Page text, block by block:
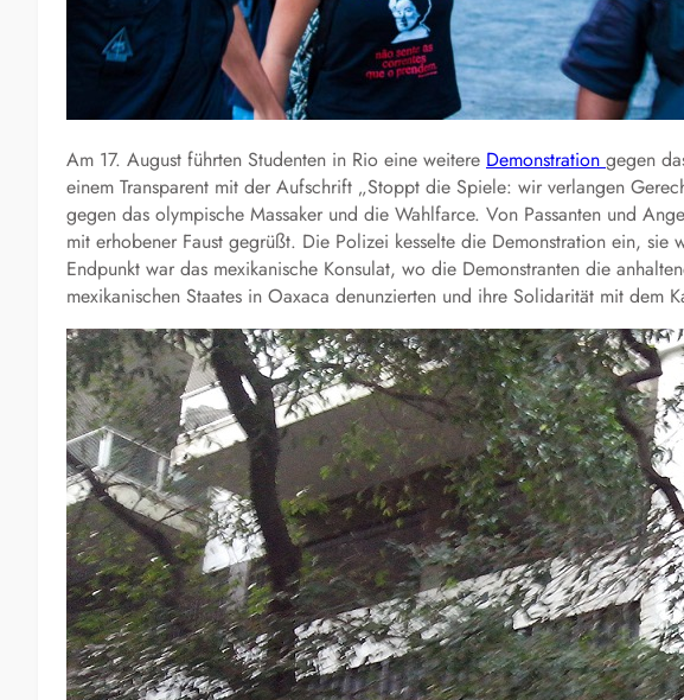
Am 17. August führten Studenten in Rio eine weitere Demonstration gegen
einem Transparent mit der Aufschrift „Stoppt die Spiele: wir verlangen
gegen das olympische Massaker und die Wahlfarce. Von Passanten und
mit erhobener Faust gegrüßt. Die Polizei kesselte die Demonstration ein, sie
Endpunkt war das mexikanische Konsulat, wo die Demonstranten die
mexikanischen Staates in Oaxaca denunzierten und ihre Solidarität mit dem